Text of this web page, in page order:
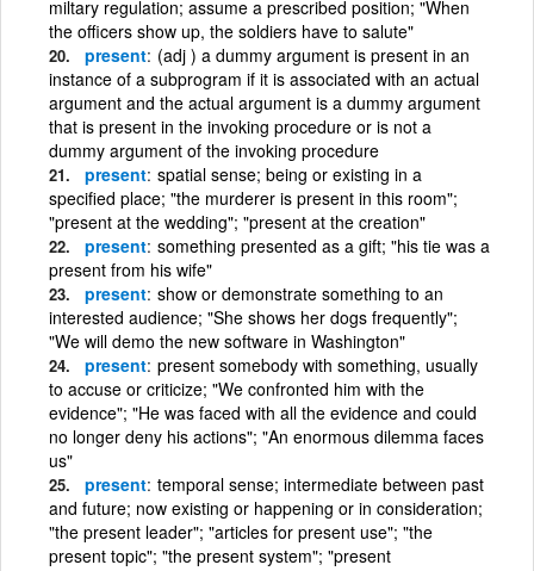
miltary regulation; assume a prescribed position; "When
the officers show up, the soldiers have to salute"
present (adj ) a dummy argument is present in an
instance of a subprogram if it is associated with an actual
argument and the actual argument is a dummy argument
that is present in the invoking procedure or is not a
dummy argument of the invoking procedure
present spatial sense; being or existing in a
specified place; "the murderer is present in this room";
"present at the wedding"; "present at the creation"
present something presented as a gift; "his tie was a
present from his wife"
present show or demonstrate something to an
interested audience; "She shows her dogs frequently";
"We will demo the new software in Washington"
present present somebody with something, usually
to accuse or criticize; "We confronted him with the
evidence"; "He was faced with all the evidence and could
no longer deny his actions"; "An enormous dilemma faces
us"
present temporal sense; intermediate between past
and future; now existing or happening or in consideration;
"the present leader"; "articles for present use"; "the
present topic"; "the present system"; "present